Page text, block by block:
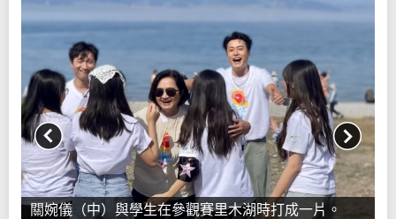
關婉儀（中）與學生在參觀賽里木湖時打成一片。